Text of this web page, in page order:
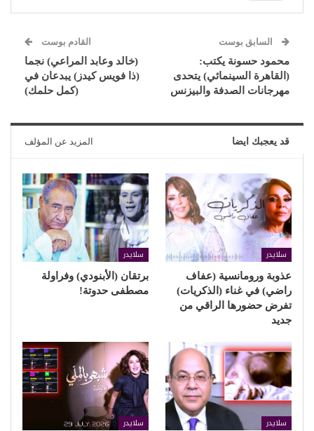
السابق بوست
محمود حسونة يكتب:
(القاهرة السينمائي) يتحدى
مهرجانات الصدفة والبيزنس
القادم بوست
(خالد وعابد المراعي) نجما
(ذا فويس كيدز) يبدعان في
(كمل حلمك)
قد يعجبك ايضا المزيد عن المؤلف
سلايدر
عذوبة ورومانسية (عفاف
راضي) في غناء (الذكريات)
تفرض حضورها الراقي من
جديد
سلايدر
برتقان (الأبنودي) وفراولة
مصطفى حدوتة!
سلايدر سلايدر